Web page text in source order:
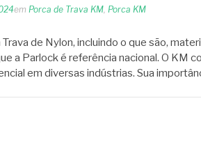
em Porca de Trava KM, Porca KM
de Nylon, incluindo o que são,
a Parlock é referência nacional. O KM
em diversas indústrias. Sua